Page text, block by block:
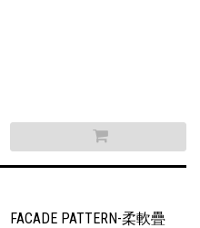
FACADE PATTERN-柔軟疊